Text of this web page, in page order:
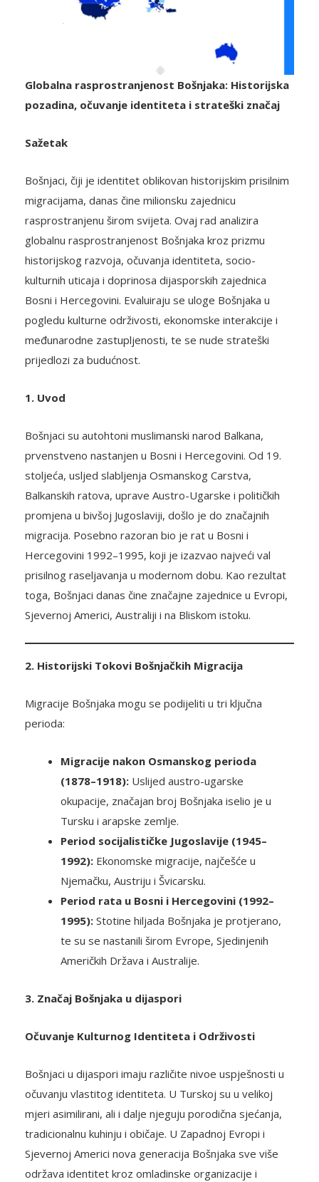
Globalna rasprostranjenost Bošnjaka: Historijska
pozadina, očuvanje identiteta i strateški značaj
Sažetak
Bošnjaci, čiji je identitet oblikovan historijskim prisilnim
migracijama, danas čine milionsku zajednicu
rasprostranjenu širom svijeta. Ovaj rad analizira
globalnu rasprostranjenost Bošnjaka kroz prizmu
historijskog razvoja, očuvanja identiteta, socio-
kulturnih uticaja i doprinosa dijasporskih zajednica
Bosni i Hercegovini. Evaluiraju se uloge Bošnjaka u
pogledu kulturne održivosti, ekonomske interakcije i
međunarodne zastupljenosti, te se nude strateški
prijedlozi za budućnost.
1. Uvod
Bošnjaci su autohtoni muslimanski narod Balkana,
prvenstveno nastanjen u Bosni i Hercegovini. Od 19.
stoljeća, usljed slabljenja Osmanskog Carstva,
Balkanskih ratova, uprave Austro-Ugarske i političkih
promjena u bivšoj Jugoslaviji, došlo je do značajnih
migracija. Posebno razoran bio je rat u Bosni i
Hercegovini 1992–1995, koji je izazvao najveći val
prisilnog raseljavanja u modernom dobu. Kao rezultat
toga, Bošnjaci danas čine značajne zajednice u Evropi,
Sjevernoj Americi, Australiji i na Bliskom istoku.
2. Historijski Tokovi Bošnjačkih Migracija
Migracije Bošnjaka mogu se podijeliti u tri ključna
perioda:
Migracije nakon Osmanskog perioda
(1878–1918): Uslijed austro-ugarske
okupacije, značajan broj Bošnjaka iselio je u
Tursku i arapske zemlje.
Period socijalističke Jugoslavije (1945–
1992): Ekonomske migracije, najčešće u
Njemačku, Austriju i Švicarsku.
Period rata u Bosni i Hercegovini (1992–
1995): Stotine hiljada Bošnjaka je protjerano,
te su se nastanili širom Evrope, Sjedinjenih
Američkih Država i Australije.
3. Značaj Bošnjaka u dijaspori
Očuvanje Kulturnog Identiteta i Održivosti
Bošnjaci u dijaspori imaju različite nivoe uspješnosti u
očuvanju vlastitog identiteta. U Turskoj su u velikoj
mjeri asimilirani, ali i dalje njeguju porodična sjećanja,
tradicionalnu kuhinju i običaje. U Zapadnoj Evropi i
Sjevernoj Americi nova generacija Bošnjaka sve više
održava identitet kroz omladinske organizacije i